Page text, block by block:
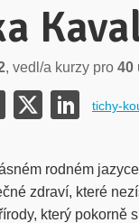
, vedl/a kurzy pro 40
tichy-
rodném
zdraví, které
který pokorně